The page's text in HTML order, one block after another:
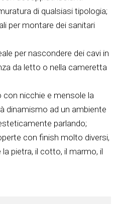
di qualsiasi tipologia;
per montare dei sanitari
per nascondere dei cavi in
da letto o nella cameretta
nicchie e mensole la
dinamismo ad un ambiente
parlando;
con finish molto diversi,
pietra, il cotto, il marmo, il